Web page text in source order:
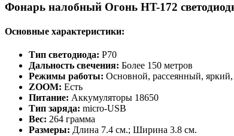
Фонарь налобный Огонь HT-172
Основные характеристики:
Тип светодиода: P70
Дальность свечения: Более 150 метров
Режимы работы: Основной, рассеянный, яркий,
ZOOM: Есть
Питание: Аккумуляторы 18650
Тип заряда: micro-USB
Вес: 264 грамма
Размеры: Длина 7.4 см.; Ширина 3.8 см.